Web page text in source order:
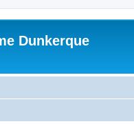
Dunkerque